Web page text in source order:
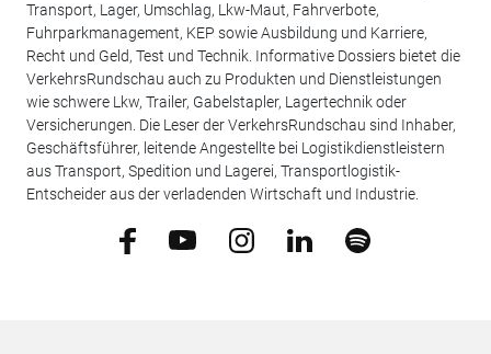
Transport, Lager, Umschlag, Lkw-Maut, Fahrverbote,
Fuhrparkmanagement, KEP sowie Ausbildung und Karriere,
Recht und Geld, Test und Technik. Informative Dossiers bietet die
VerkehrsRundschau auch zu Produkten und Dienstleistungen
wie schwere Lkw, Trailer, Gabelstapler, Lagertechnik oder
Versicherungen. Die Leser der VerkehrsRundschau sind Inhaber,
Geschäftsführer, leitende Angestellte bei Logistikdienstleistern
aus Transport, Spedition und Lagerei, Transportlogistik-
Entscheider aus der verladenden Wirtschaft und Industrie.